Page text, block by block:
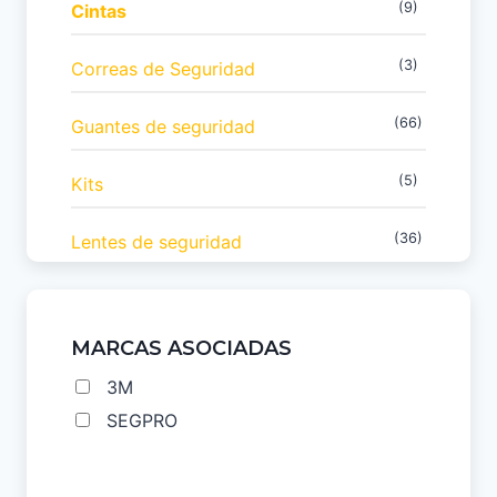
Cintas (9)
Correas de Seguridad (3)
Guantes de seguridad (66)
Kits (5)
Lentes de seguridad (36)
Liquidación
Marcas
MARCAS ASOCIADAS
3M
SEGPRO